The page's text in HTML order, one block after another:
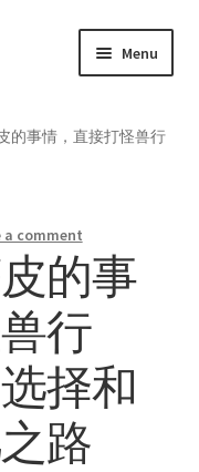
Menu
的事情，直接打怪兽行
a comment
的事
行
择和
路